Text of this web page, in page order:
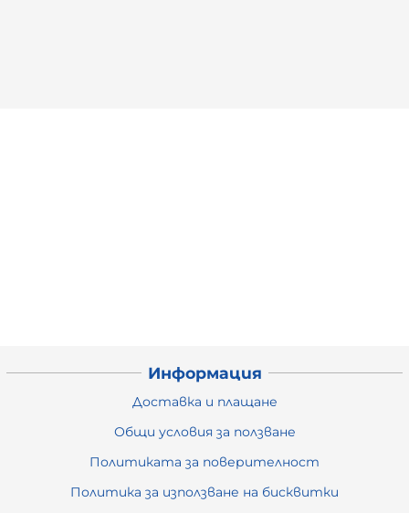
Информация
Доставка и плащане
Общи условия за ползване
Политиката за поверителност
Политика за използване на бисквитки